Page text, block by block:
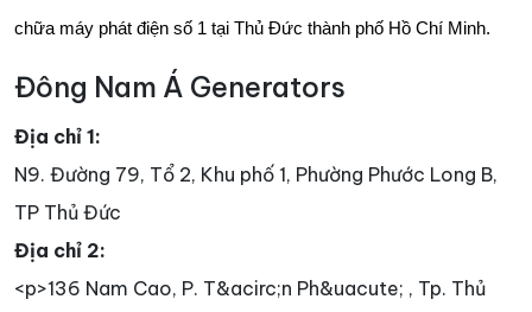
chữa máy phát điện số 1 tại Thủ Đức thành phố Hồ Chí Minh.
Đông Nam Á Generators
Địa chỉ 1:
N9. Đường 79, Tổ 2, Khu phố 1, Phường Phước Long B,
TP Thủ Đức
Địa chỉ 2:
<p>136 Nam Cao, P. T&acirc;n Ph&uacute; , Tp. Thủ